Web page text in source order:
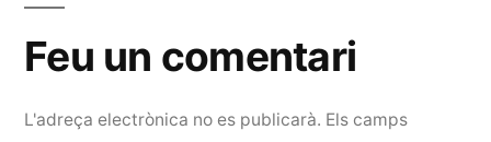
Feu un comentari
L'adreça electrònica no es publicarà. Els camps